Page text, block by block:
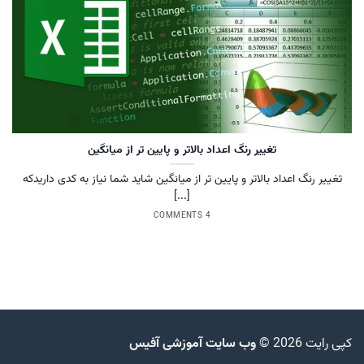
تغییر رنگ اعداد بالاتر و پایین تر از میانگین
تغییر رنگ اعداد بالاتر و پایین تر از میانگین شاید شما نیاز به کدی داریدکه
[...]
4 COMMENTS
کپی رایت 2026 © وب سایت آموزشی آفیس